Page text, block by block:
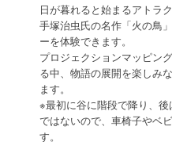
日が暮れると始まるアトラ
手塚治虫氏の名作「火の鳥
ーを体験できます。
プロジェクションマッピン
る中、物語の展開を楽しみ
ます。
※最初に谷に階段で降り、
ではないので、車椅子やベ
す。